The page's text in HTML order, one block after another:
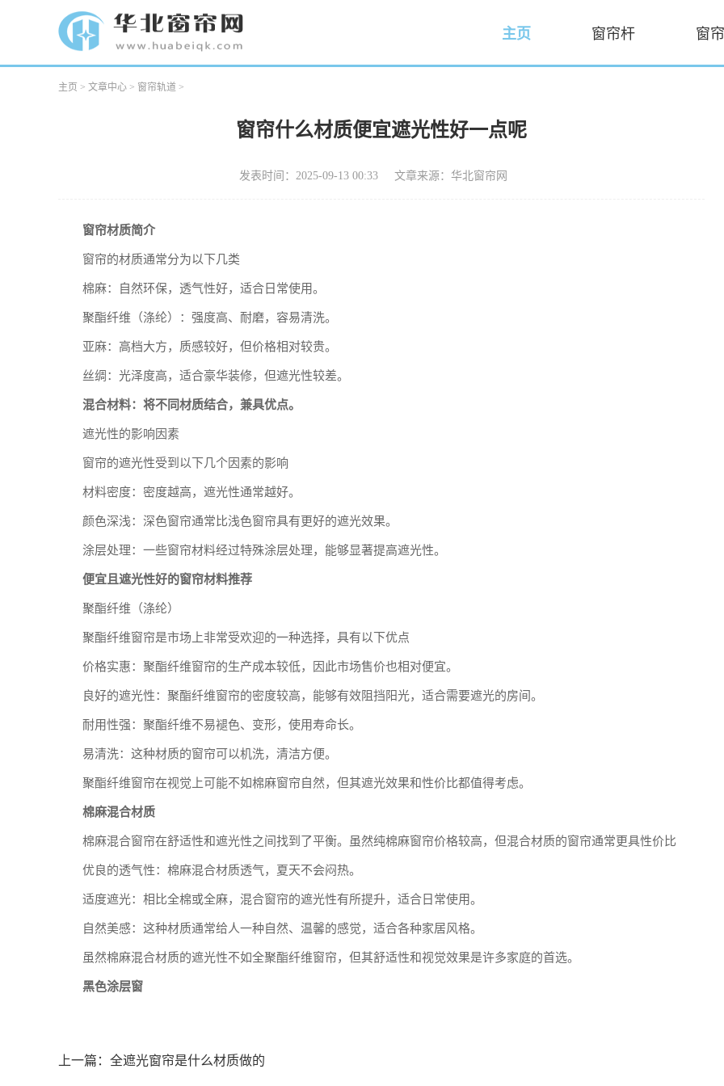
主页 窗帘杆 窗
主页 > 文章中心 > 窗帘轨道 >
窗帘什么材质便宜遮光性好一点呢
发表时间：2025-09-13 00:33 文章来源：华北窗帘网
窗帘材质简介
窗帘的材质通常分为以下几类
棉麻：自然环保，透气性好，适合日常使用。
聚酯纤维（涤纶）：强度高、耐磨，容易清洗。
亚麻：高档大方，质感较好，但价格相对较贵。
丝绸：光泽度高，适合豪华装修，但遮光性较差。
混合材料：将不同材质结合，兼具优点。
遮光性的影响因素
窗帘的遮光性受到以下几个因素的影响
材料密度：密度越高，遮光性通常越好。
颜色深浅：深色窗帘通常比浅色窗帘具有更好的遮光效果。
涂层处理：一些窗帘材料经过特殊涂层处理，能够显著提高遮光性。
便宜且遮光性好的窗帘材料推荐
聚酯纤维（涤纶）
聚酯纤维窗帘是市场上非常受欢迎的一种选择，具有以下优点
价格实惠：聚酯纤维窗帘的生产成本较低，因此市场售价也相对便宜。
良好的遮光性：聚酯纤维窗帘的密度较高，能够有效阻挡阳光，适合需要遮光的房间。
耐用性强：聚酯纤维不易褪色、变形，使用寿命长。
易清洗：这种材质的窗帘可以机洗，清洁方便。
聚酯纤维窗帘在视觉上可能不如棉麻窗帘自然，但其遮光效果和性价比都值得考虑。
棉麻混合材质
棉麻混合窗帘在舒适性和遮光性之间找到了平衡。虽然纯棉麻窗帘价格较高，但混合材质的窗帘通常更具性价比
优良的透气性：棉麻混合材质透气，夏天不会闷热。
适度遮光：相比全棉或全麻，混合窗帘的遮光性有所提升，适合日常使用。
自然美感：这种材质通常给人一种自然、温馨的感觉，适合各种家居风格。
虽然棉麻混合材质的遮光性不如全聚酯纤维窗帘，但其舒适性和视觉效果是许多家庭的首选。
黑色涂层窗
上一篇： 全遮光窗帘是什么材质做的